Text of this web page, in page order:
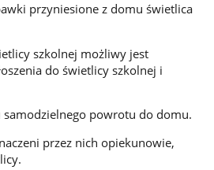
przyniesione z domu świetlica
szkolnej możliwy jest
do świetlicy szkolnej i
samodzielnego powrotu do domu.
przez nich opiekunowie,